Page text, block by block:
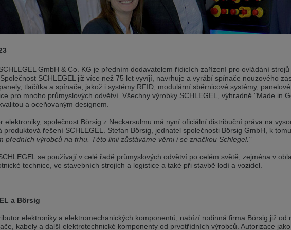
Sprache als die derzeit angezeigte bevorzugt. Diese Webseite ist auch auf
version
jaký je momentálně používán. Tato stránka je k dispozici i v češtině. Chcete přepnout
verzi
je právě používaný jazyk. Tato stránka je také k dispozici v němčině. Přejete si přejít na
v této verzi
je právě používaný jazyk. Tato stránka je k dispozici také v angličtině. Přejete si
GmbH & Co. KG je předním dodavatelem řídicích zařízení pro ovládání
SCHLEGEL již více než 75 let vyvíjí, navrhuje a vyrábí spínače nouzového
tlačítka a spínače, jakož i systémy RFID, modulární sběrnicové systémy,
pro mnoho průmyslových odvětví. Všechny výrobky SCHLEGEL, výhradně "Made in
a oceňovaným designem.
elektroniky, společnost Börsig z Neckarsulmu má nyní oficiální distribuční práva na
produktová řešení SCHLEGEL. Stefan Börsig, jednatel společnosti Börsig GmbH, k
předních výrobců na trhu. Této linii zůstáváme věrni i se značkou Schlegel."
se používají v celé řadě průmyslových odvětví po celém světě, zejména v
technice, ve stavebních strojích a logistice a také při stavbě lodí a vozidel.
a Börsig
elektroniky a elektromechanických komponentů, nabízí rodinná firma Börsig již od
kabely a další elektrotechnické komponenty od prvotřídních výrobců. Autorizace